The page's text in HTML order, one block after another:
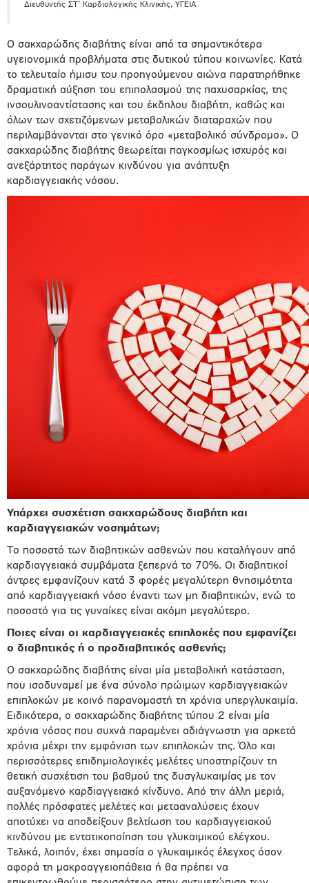
Διευθυντής ΣΤ’ Καρδιολογικής Κλινικής, ΥΓΕΙΑ
Ο σακχαρώδης διαβήτης είναι από τα σημαντικότερα
υγειονομικά προβλήματα στις δυτικού τύπου κοινωνίες. Κατά
το τελευταίο ήμισυ του προηγούμενου αιώνα παρατηρήθηκε
δραματική αύξηση του επιπολασμού της παχυσαρκίας, της
ινσουλινοαντίστασης και του έκδηλου διαβήτη, καθώς και
όλων των σχετιζόμενων μεταβολικών διαταραχών που
περιλαμβάνονται στο γενικό όρο «μεταβολικό σύνδρομο». Ο
σακχαρώδης διαβήτης θεωρείται παγκοσμίως ισχυρός και
ανεξάρτητος παράγων κινδύνου για ανάπτυξη
καρδιαγγειακής νόσου.
Υπάρχει συσχέτιση σακχαρώδους διαβήτη και
καρδιαγγειακών νοσημάτων;
Το ποσοστό των διαβητικών ασθενών που καταλήγουν από
καρδιαγγειακά συμβάματα ξεπερνά το 70%. Οι διαβητικοί
άντρες εμφανίζουν κατά 3 φορές μεγαλύτερη θνησιμότητα
από καρδιαγγειακή νόσο έναντι των μη διαβητικών, ενώ το
ποσοστό για τις γυναίκες είναι ακόμη μεγαλύτερο.
Ποιες είναι οι καρδιαγγειακές επιπλοκές που εμφανίζει
ο διαβητικός ή ο πρoδιαβητικός ασθενής;
Ο σακχαρώδης διαβήτης είναι μία μεταβολική κατάσταση,
που ισοδυναμεί με ένα σύνολο πρώιμων καρδιαγγειακών
επιπλοκών με κοινό παρανομαστή τη χρόνια υπεργλυκαιμία.
Ειδικότερα, ο σακχαρώδης διαβήτης τύπου 2 είναι μία
χρόνια νόσος που συχνά παραμένει αδιάγνωστη για αρκετά
χρόνια μέχρι την εμφάνιση των επιπλοκών της. Όλο και
περισσότερες επιδημιολογικές μελέτες υποστηρίζουν τη
θετική συσχέτιση του βαθμού της δυσγλυκαιμίας με τον
αυξανόμενο καρδιαγγειακό κίνδυνο. Από την άλλη μεριά,
πολλές πρόσφατες μελέτες και μετααναλύσεις έχουν
αποτύχει να αποδείξουν βελτίωση του καρδιαγγειακού
κινδύνου με εντατικοποίηση του γλυκαιμικού ελέγχου.
Τελικά, λοιπόν, έχει σημασία ο γλυκαιμικός έλεγχος όσον
αφορά τη μακροαγγειοπάθεια ή θα πρέπει να